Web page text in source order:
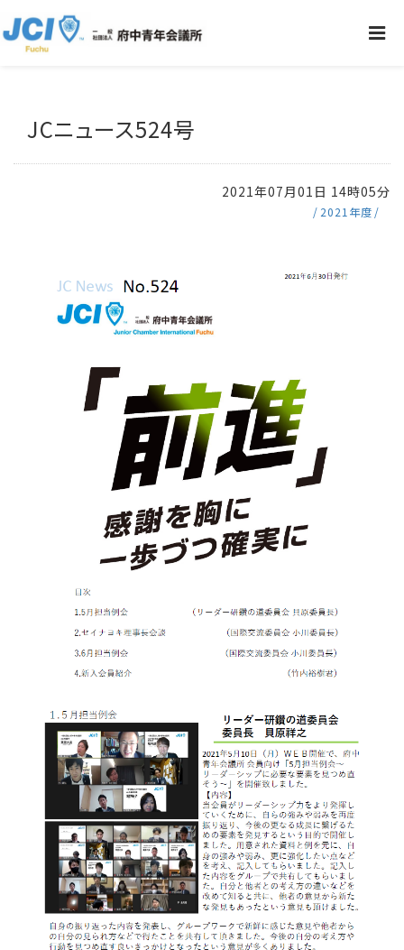
JCニュース524号
2021年07月01日 14時05分
2021年度